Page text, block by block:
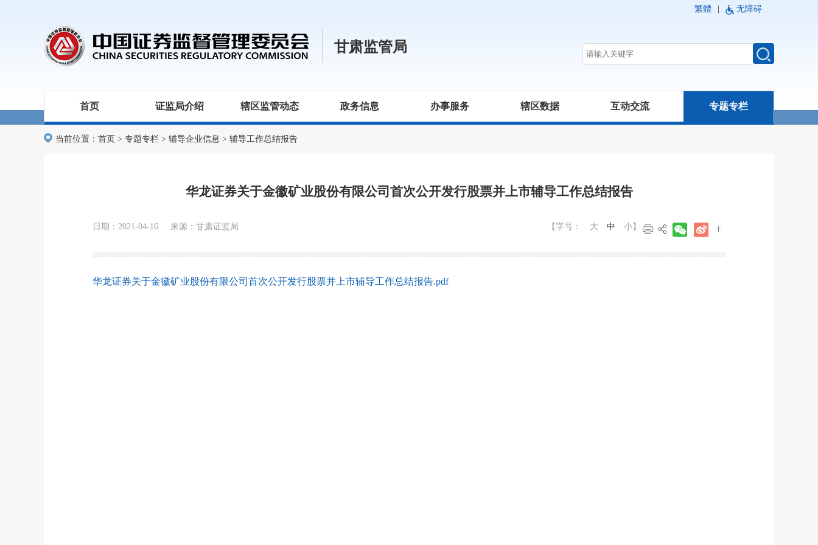
繁體 无障碍
甘肃监管局
首页 证监局介绍 辖区监管动态 政务信息 办事服务 辖区数据 互动交流 专题专栏
当前位置： 首页 > 专题专栏 > 辅导企业信息 > 辅导工作总结报告
华龙证券关于金徽矿业股份有限公司首次公开发行股票并上市辅导工作总结报告
日期：2021-04-16 来源：甘肃证监局 【字号： 大 中 小 】
华龙证券关于金徽矿业股份有限公司首次公开发行股票并上市辅导工作总结报告.pdf